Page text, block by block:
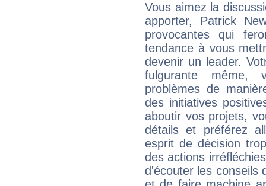
Vous aimez la
apporter, Patrick
provocantes qui
tendance à vous
devenir un leader.
fulgurante même,
problèmes de
des initiatives
aboutir vos projets,
détails et préférez
esprit de décision
des actions
d'écouter les conseils